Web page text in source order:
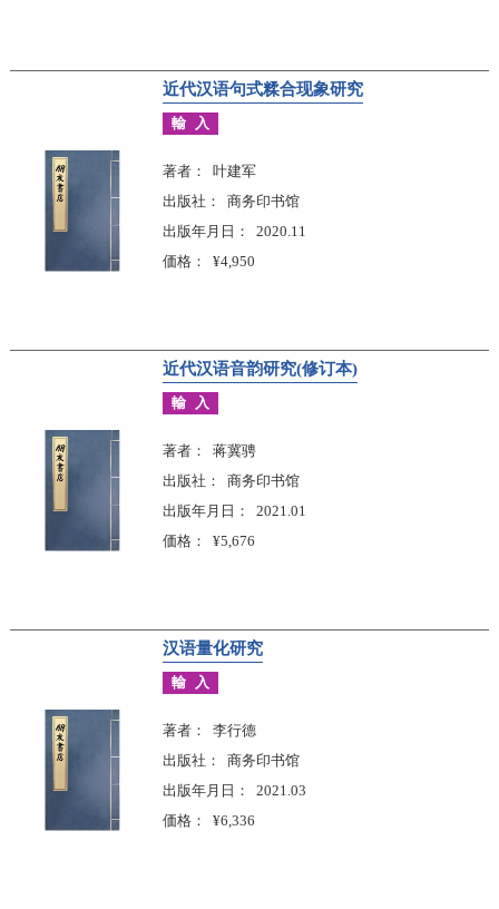
近代汉语句式糅合现象研究
輸入
著者
叶建军
出版社
商务印书馆
出版年月日
2020.11
価格
¥4,950
近代汉语音韵研究(修订本)
輸入
著者
蒋冀骋
出版社
商务印书馆
出版年月日
2021.01
価格
¥5,676
汉语量化研究
輸入
著者
李行德
出版社
商务印书馆
出版年月日
2021.03
価格
¥6,336